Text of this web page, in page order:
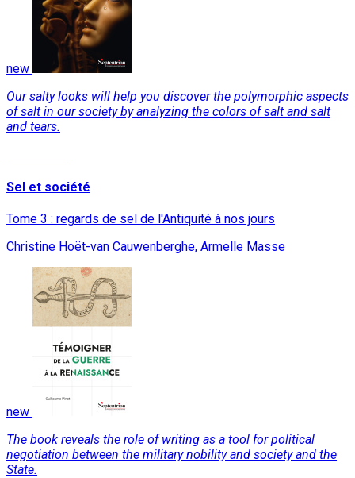
new
Our salty looks will help you discover the polymorphic aspects
of salt in our society by analyzing the colors of salt and salt
and tears.
Sel et société
Tome 3 : regards de sel de l'Antiquité à nos jours
Christine Hoët-van Cauwenberghe, Armelle Masse
new
The book reveals the role of writing as a tool for political
negotiation between the military nobility and society and the
State.